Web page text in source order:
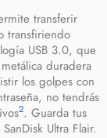
transferir
transfiriendo
USB 3.0, que
duradera
los golpes con
no tendrás
2. Guarda tus
Ultra Flair.